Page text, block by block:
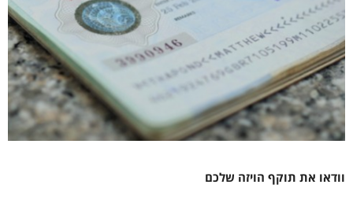
וודאו את תוקף הויזה שלכם